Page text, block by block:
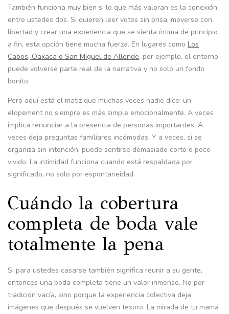
También funciona muy bien si lo que más valoran es la conexión
entre ustedes dos. Si quieren leer votos sin prisa, moverse con
libertad y crear una experiencia que se sienta íntima de principio
a fin, esta opción tiene mucha fuerza. En lugares como Los
Cabos, Oaxaca o San Miguel de Allende, por ejemplo, el entorno
puede volverse parte real de la narrativa y no solo un fondo
bonito.
Pero aquí está el matiz que muchas veces nadie dice: un
elopement no siempre es más simple emocionalmente. A veces
implica renunciar a la presencia de personas importantes. A
veces deja preguntas familiares incómodas. Y a veces, si se
organiza sin intención, puede sentirse demasiado corto o poco
vivido. La intimidad funciona cuando está respaldada por
significado, no solo por espontaneidad.
Cuándo la cobertura
completa de boda vale
totalmente la pena
Si para ustedes casarse también significa reunir a su gente,
entonces una boda completa tiene un valor inmenso. No por
tradición vacía, sino porque la experiencia colectiva deja
imágenes que después se vuelven tesoro. La mirada de tu mamá